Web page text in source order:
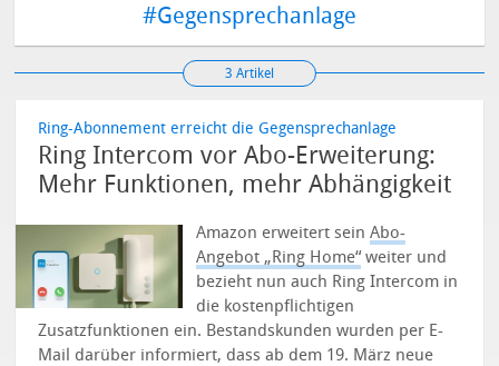
#Gegensprechanlage
3 Artikel
Ring-Abonnement erreicht die Gegensprechanlage
Ring Intercom vor Abo-Erweiterung:
Mehr Funktionen, mehr Abhängigkeit
Amazon erweitert seinAbo-
Angebot „Ring Home“weiter und
bezieht nun auch Ring Intercom in
die kostenpflichtigen
Zusatzfunktionen ein. Bestandskunden wurden per E-
Mail darüber informiert, dass ab dem 19. März neue